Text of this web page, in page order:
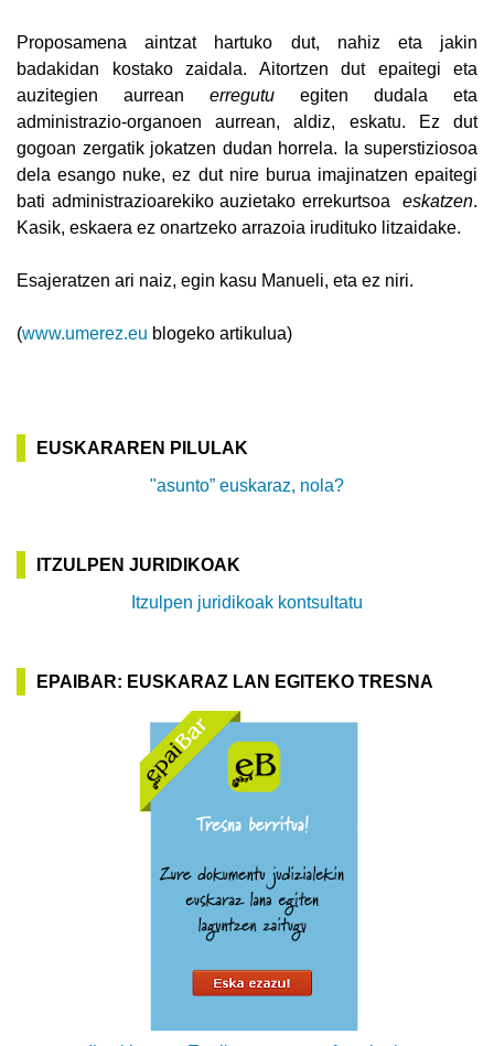
Proposamena aintzat hartuko dut, nahiz eta jakin
badakidan kostako zaidala. Aitortzen dut epaitegi eta
auzitegien aurrean erregutu egiten dudala eta
administrazio-organoen aurrean, aldiz, eskatu. Ez dut
gogoan zergatik jokatzen dudan horrela. Ia superstiziosoa
dela esango nuke, ez dut nire burua imajinatzen epaitegi
bati administrazioarekiko auzietako errekurtsoa eskatzen.
Kasik, eskaera ez onartzeko arrazoia irudituko litzaidake.
Esajeratzen ari naiz, egin kasu Manueli, eta ez niri.
(www.umerez.eu blogeko artikulua)
EUSKARAREN PILULAK
"asunto” euskaraz, nola?
ITZULPEN JURIDIKOAK
Itzulpen juridikoak kontsultatu
EPAIBAR: EUSKARAZ LAN EGITEKO TRESNA